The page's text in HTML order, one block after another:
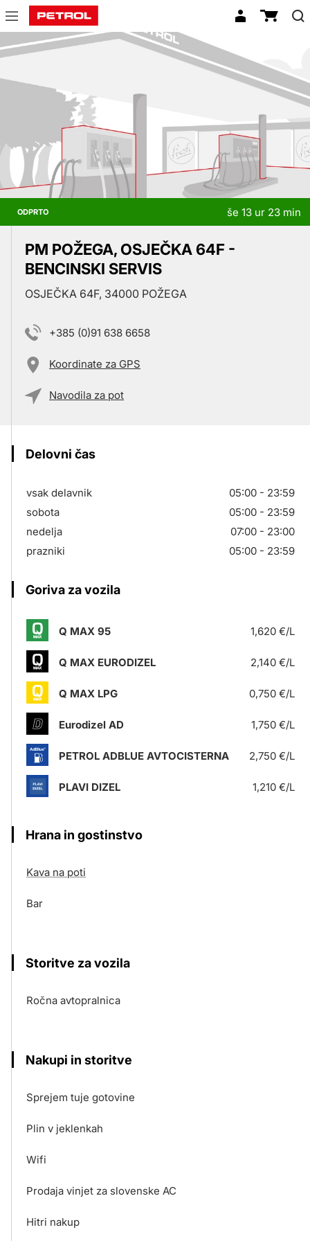
Prodajna
mesta
ODPRTO še 13 ur 23 min
PM POŽEGA, OSJEČKA 64F -
BENCINSKI SERVIS
OSJEČKA 64F, 34000 POŽEGA
+385 (0)91 638 6658
Koordinate za GPS
Navodila za pot
Delovni čas
vsak delavnik
05:00 - 23:59
sobota
05:00 - 23:59
nedelja
07:00 - 23:00
prazniki
05:00 - 23:59
Goriva za vozila
Q MAX 95 1,620 €/L
Q MAX EURODIZEL 2,140 €/L
Q MAX LPG 0,750 €/L
Eurodizel AD 1,750 €/L
PETROL ADBLUE AVTOCISTERNA 2,750 €/L
PLAVI DIZEL 1,210 €/L
Hrana in gostinstvo
Kava na poti
Bar
Storitve za vozila
Ročna avtopralnica
Nakupi in storitve
Sprejem tuje gotovine
Plin v jeklenkah
Wifi
Prodaja vinjet za slovenske AC
Hitri nakup